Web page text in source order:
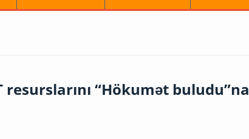
“Hökumət buludu”na